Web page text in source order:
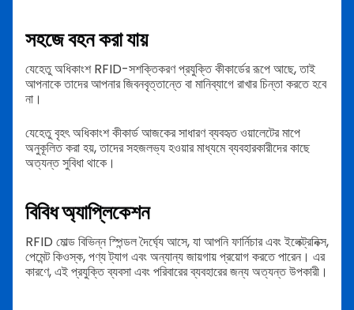
সহজে বহন করা যায়
যেহেতু অধিকাংশ RFID-সশক্তিকরণ প্রযুক্তি কীকার্ডের রূপে আছে, তাই
আপনাকে তাদের আপনার জিবনবৃত্তান্তে বা মানিব্যাগে রাখার চিন্তা করতে হবে
না।
যেহেতু বৃহৎ অধিকাংশ কীকার্ড আজকের সাধারণ ব্যবহৃত ওয়ালেটের মাপে
অনুকূলিত করা হয়, তাদের সহজলভ্য হওয়ার মাধ্যমে ব্যবহারকারীদের কাছে
অত্যন্ত সুবিধা থাকে।
বিবিধ অ্যাপ্লিকেশন
RFID মোল্ড বিভিন্ন স্পিন্ডল দৈর্ঘ্যে আসে, যা আপনি ফার্নিচার এবং ইলেক্ট্রনিক্স,
পেমেন্ট কিওস্ক, পণ্য ট্যাগ এবং অন্যান্য জায়গায় প্রয়োগ করতে পারেন। এর
কারণে, এই প্রযুক্তি ব্যবসা এবং পরিবারের ব্যবহারের জন্য অত্যন্ত উপকারী।